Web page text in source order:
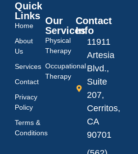
Quick
Links
Home
About
Us
Services
Contact
Privacy
Policy
Terms &
Conditions
Our
Services
Physical
Therapy
Occupational
Therapy
Contact
Info
11911
Artesia
Blvd.,
Suite
207,
Cerritos,
CA
90701